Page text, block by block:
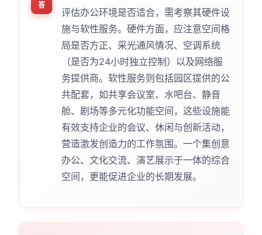
答
评估办公环境是否适合，需考察其硬件设
施与软性服务。硬件方面，应注意空间格
局是否方正、采光通风情况、空调系统
（是否为24小时独立控制）以及网络服
务提供商。软性服务则包括园区提供的公
共配套，如共享会议室、水吧台、静音
舱、剧场等多元化功能空间，这些设施能
有效支持企业的会议、休闲与创新活动，
营造激发创造力的工作氛围。一个集创意
办公、文化交流、演艺展示于一体的综合
空间，更能促进企业的长期发展。